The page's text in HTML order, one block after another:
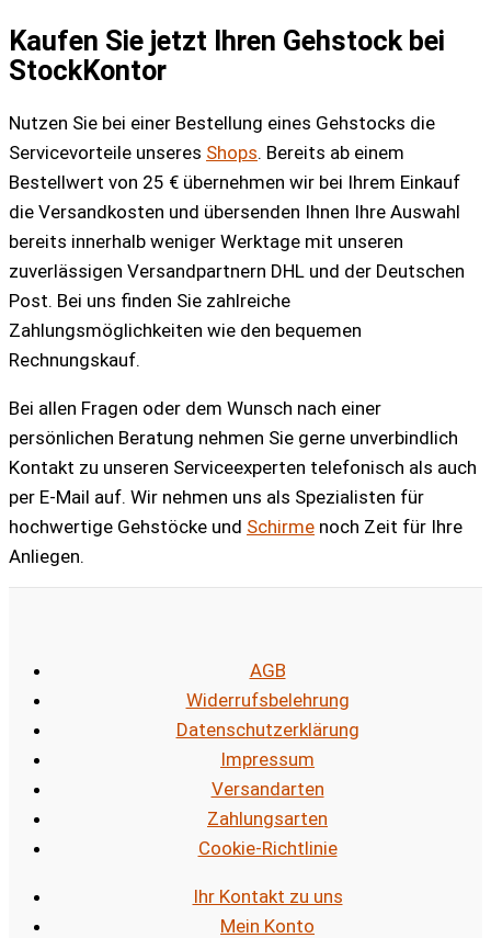
Kaufen Sie jetzt Ihren Gehstock bei
StockKontor
Nutzen Sie bei einer Bestellung eines Gehstocks die
Servicevorteile unseres Shops. Bereits ab einem
Bestellwert von 25 € übernehmen wir bei Ihrem Einkauf
die Versandkosten und übersenden Ihnen Ihre Auswahl
bereits innerhalb weniger Werktage mit unseren
zuverlässigen Versandpartnern DHL und der Deutschen
Post. Bei uns finden Sie zahlreiche
Zahlungsmöglichkeiten wie den bequemen
Rechnungskauf.
Bei allen Fragen oder dem Wunsch nach einer
persönlichen Beratung nehmen Sie gerne unverbindlich
Kontakt zu unseren Serviceexperten telefonisch als auch
per E-Mail auf. Wir nehmen uns als Spezialisten für
hochwertige Gehstöcke und Schirme noch Zeit für Ihre
Anliegen.
AGB
Widerrufsbelehrung
Datenschutzerklärung
Impressum
Versandarten
Zahlungsarten
Cookie-Richtlinie
Ihr Kontakt zu uns
Mein Konto